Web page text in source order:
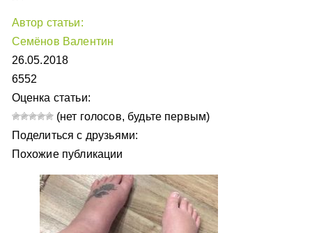
Автор статьи:
Семёнов Валентин
26.05.2018
6552
Оценка статьи:
(нет голосов, будьте первым)
Поделиться с друзьями:
Похожие публикации